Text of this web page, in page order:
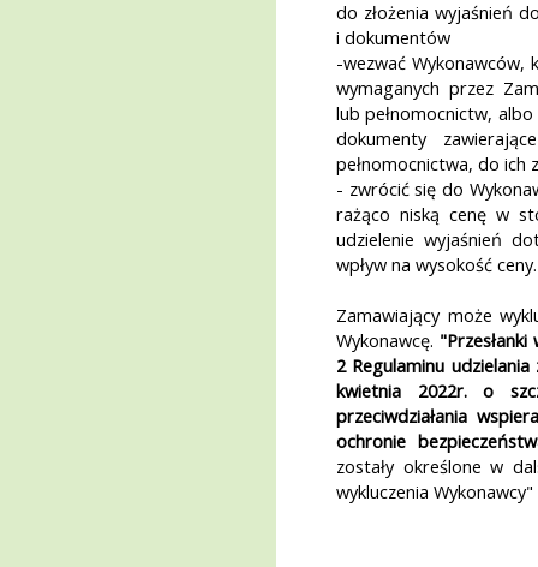
do złożenia wyjaśnień
i dokumentów
-wezwać Wykonawców,
wymaganych przez
lub pełnomocnictw,
dokumenty
pełnomocnictwa, do ich
- zwrócić się do
rażąco niską cenę w
udzielenie wyjaśnień
wpływ na wysokość ceny.
Zamawiający może
Wykonawcę.
2 Regulaminu udzielania
kwietnia 2022r. o
przeciwdziałania
ochronie
zostały określone w
wykluczenia Wykonawcy"